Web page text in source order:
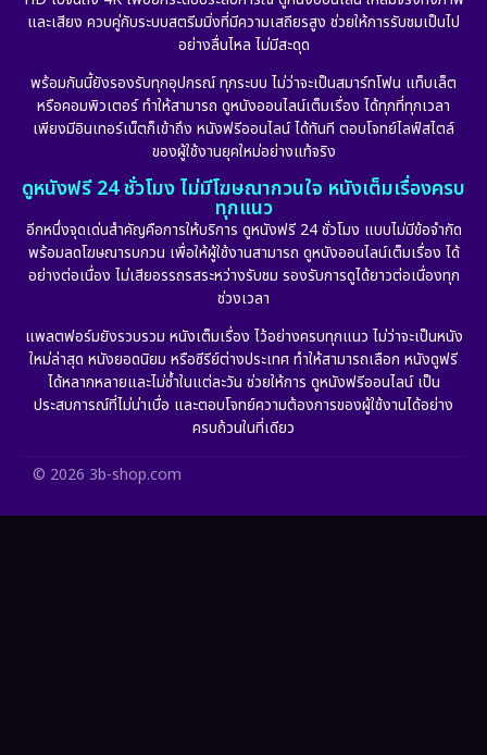
Erotic (10)
Fantasy จินตนาการ (265)
Film
Gothic (6)
HBO GO (11)
HBO Max (2)
Healing
Heist (7)
และเสียง ควบคู่กับระบบสตรีมมิ่งที่มีความเสถียรสูง ช่วยให้การรับชมเป็นไป
อย่างลื่นไหล ไม่มีสะดุด
พร้อมกันนี้ยังรองรับทุกอุปกรณ์ ทุกระบบ ไม่ว่าจะเป็นสมาร์ทโฟน แท็บเล็ต
หรือคอมพิวเตอร์ ทำให้สามารถ ดูหนังออนไลน์เต็มเรื่อง ได้ทุกที่ทุกเวลา
เพียงมีอินเทอร์เน็ตก็เข้าถึง หนังฟรีออนไลน์ ได้ทันที ตอบโจทย์ไลฟ์สไตล์
ของผู้ใช้งานยุคใหม่อย่างแท้จริง
ดูหนังฟรี 24 ชั่วโมง ไม่มีโฆษณากวนใจ หนังเต็มเรื่องครบ
ทุกแนว
อีกหนึ่งจุดเด่นสำคัญคือการให้บริการ ดูหนังฟรี 24 ชั่วโมง แบบไม่มีข้อจำกัด
พร้อมลดโฆษณารบกวน เพื่อให้ผู้ใช้งานสามารถ ดูหนังออนไลน์เต็มเรื่อง ได้
อย่างต่อเนื่อง ไม่เสียอรรถรสระหว่างรับชม รองรับการดูได้ยาวต่อเนื่องทุก
ช่วงเวลา
แพลตฟอร์มยังรวบรวม หนังเต็มเรื่อง ไว้อย่างครบทุกแนว ไม่ว่าจะเป็นหนัง
ใหม่ล่าสุด หนังยอดนิยม หรือซีรีย์ต่างประเทศ ทำให้สามารถเลือก หนังดูฟรี
ได้หลากหลายและไม่ซ้ำในแต่ละวัน ช่วยให้การ ดูหนังฟรีออนไลน์ เป็น
ประสบการณ์ที่ไม่น่าเบื่อ และตอบโจทย์ความต้องการของผู้ใช้งานได้อย่าง
ครบถ้วนในที่เดียว
© 2026 3b-shop.com